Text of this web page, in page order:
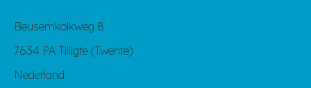
Beusemkolkweg 8
7634 PA Tilligte (Twente)
Nederland